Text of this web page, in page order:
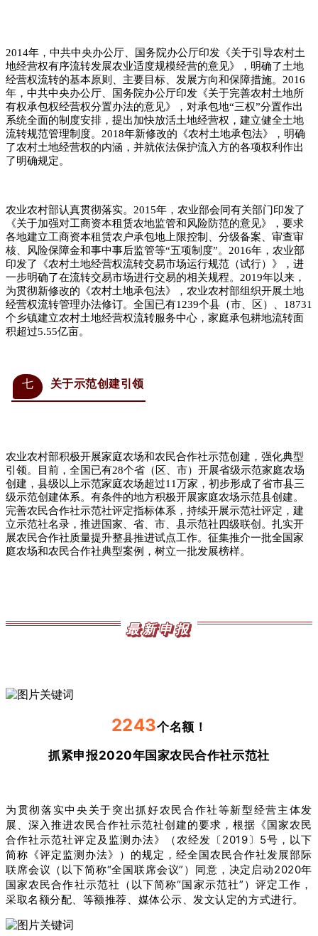
2014年，中共中央办公厅、国务院办公厅印发《关于引导农村土
地经营权有序流转发展农业适度规模经营的意见》，明确了土地
经营权流转的基本原则、主要目标、发展方向和保障措施。2016
年，中共中央办公厅、国务院办公厅印发《关于完善农村土地所
有权承包权经营权分置办法的意见》，对承包地“三权”分置作出
系统全面的制度安排，提出加快放活土地经营权，建立健全土地
流转规范管理制度。2018年新修改的《农村土地承包法》，明确
了农村土地经营权的内涵，并就依法保护流入方的各项权利作出
了明确规定。
农业农村部认真贯彻落实。2015年，农业部会同有关部门印发了
《关于加强对工商资本租赁农地监管和风险防范的意见》，要求
各地建立工商资本租赁农户承包地上限控制、分级备案、审查审
核、风险保障金和事中事后监管等“五项制度”。2016年，农业部
印发了《农村土地经营权流转交易市场运行规范（试行）》，进
一步明确了在流转交易市场进行交易的相关规程。2019年以来，
为贯彻新修改的《农村土地承包法》，农业农村部组织开展土地
经营权流转管理办法修订。全国已有1239个县（市、区）、18731
个乡镇建立农村土地经营权流转服务中心，家庭承包耕地流转面
积超过5.55亿亩。
七 关于示范创建引领
农业农村部积极开展家庭农场和农民合作社示范创建，强化典型
引领。目前，全国已有28个省（区、市）开展省级示范家庭农场
创建，县级以上示范家庭农场超过11万家，初步形成了省市县三
级示范创建体系。有条件的地方积极开展家庭农场示范县创建。
完善农民合作社示范社评定指标体系，持续开展示范社评定，建
立示范社名录，推进国家、省、市、县示范社四级联创。扎实开
展农民合作社质量提升整县推进试点工作。征集推介一批全国家
庭农场和农民合作社典型案例，树立一批发展榜样。
最新申报
2243个名额！
抓紧申报2020年国家农民合作社示范社
为贯彻落实中央关于突出抓好农民合作社等新型经营主体发
展、深入推进农民合作社示范社创建的要求，根据《国家农民
合作社示范社评定及监测办法》（农经发〔2019〕5号，以下
简称《评定监测办法》）的规定，经全国农民合作社发展部际
联席会议（以下简称“全国联席会议”）同意，决定启动2020年
国家农民合作社示范社（以下简称“国家示范社”）评定工作，
采取名额分配、等额推荐、媒体公示、发文认定的方式进行。